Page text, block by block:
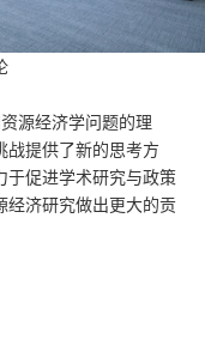
源经济学问题的理
战提供了新的思考方
于促进学术研究与政策
经济研究做出更大的贡